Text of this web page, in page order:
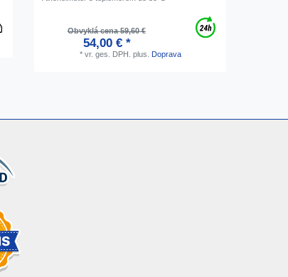
Obvyklá cena 59,60 €
54,00 € *
* vr. ges. DPH. plus. Doprava